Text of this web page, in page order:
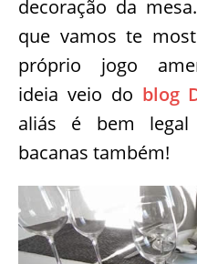
decoração da
que vamos te
próprio jogo
ideia veio do blog
aliás é bem
bacanas também!